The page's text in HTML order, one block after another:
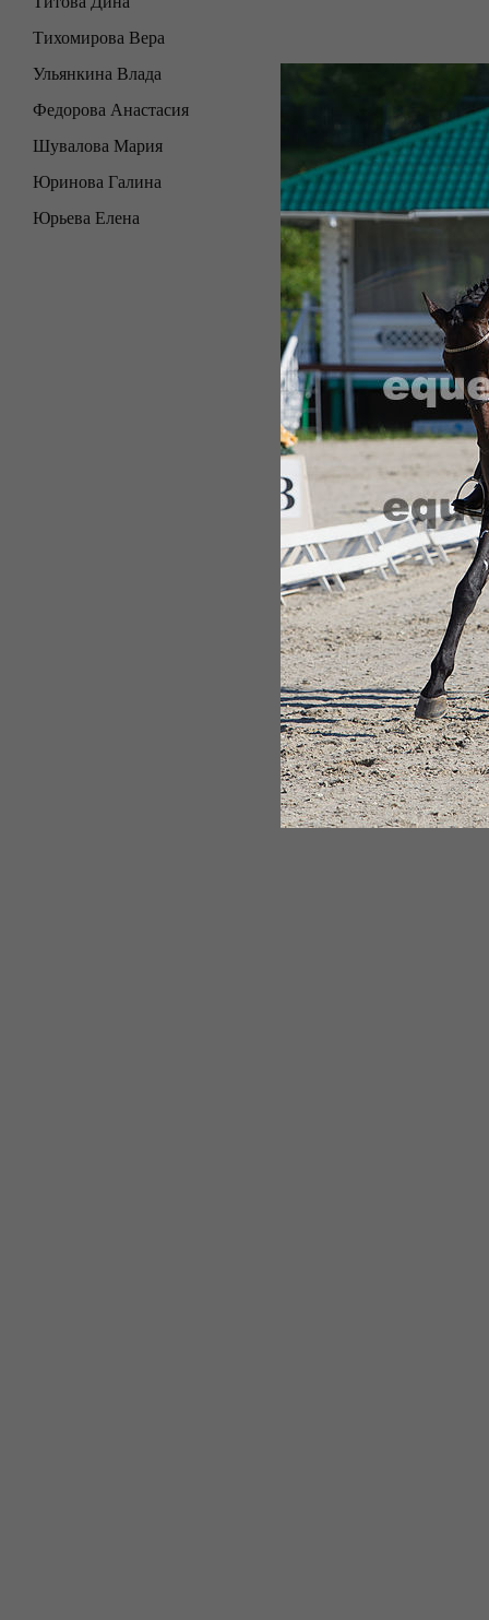
Тихомирова Вера
Ульянкина Влада
Федорова Анастасия
Шувалова Мария
Юринова Галина
Юрьева Елена